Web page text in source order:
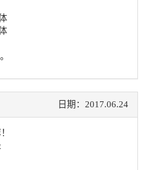
日期：2017.06.24